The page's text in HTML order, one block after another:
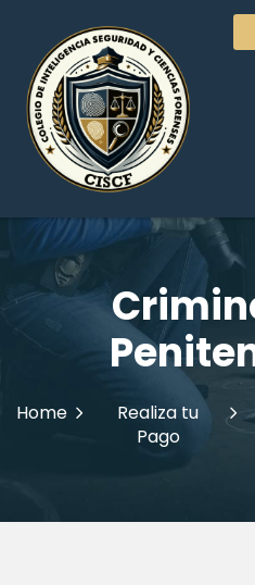
Home
Realiza tu
Pago